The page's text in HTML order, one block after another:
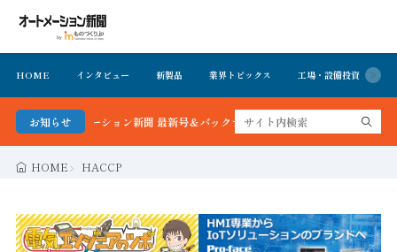
HOME インタビュー 新製品 業界トピックス 工場・設備投資
お知らせ
オートメーション新聞 最新号＆バックナンバーを無料で公開中 詳細はこちら
HOME HACCP